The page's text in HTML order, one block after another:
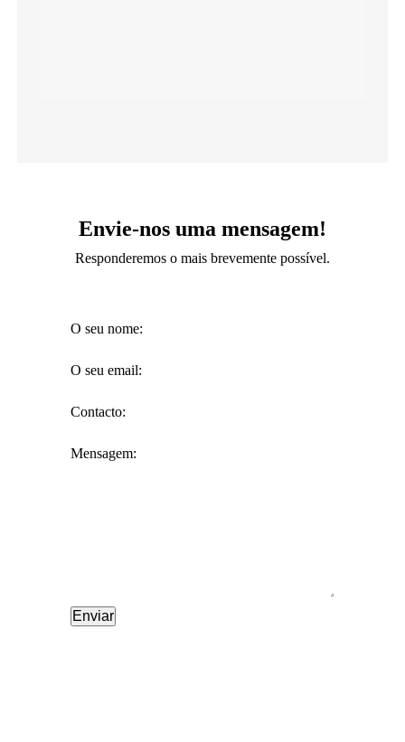
Envie-nos uma mensagem!
Responderemos o mais brevemente possível.
O seu nome:
O seu email:
Contacto:
Mensagem: